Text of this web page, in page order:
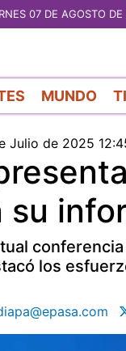
07 DE AGOSTO
MUNDO
Julio de 2025
su
los